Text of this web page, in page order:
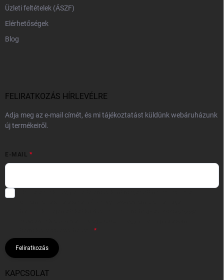
Üzleti feltételek (ÁSZF)
Elérhetőségek
Blog
FELIRATKOZÁS HÍRLEVÉLRE
Adja meg az e-mail címét, és mi tájékoztatást küldünk webáruházunk
új termékeiről.
E-MAIL
Feliratkozás
KAPCSOLAT